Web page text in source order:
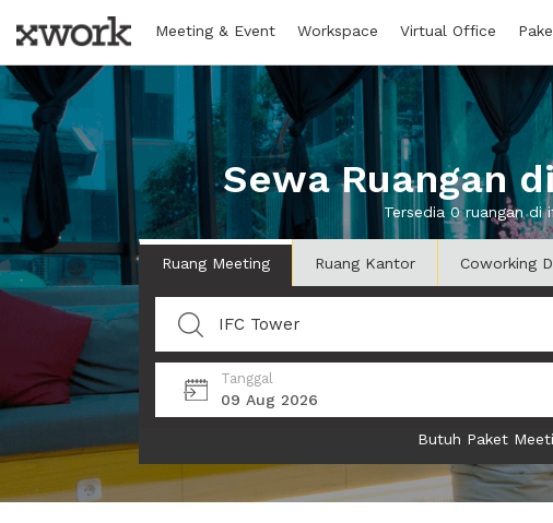
Meeting & Event Workspace Virtual Office
Sewa Ruangan
Tersedia 0 ruangan di
Ruang Meeting Ruang Kantor Coworking
Tanggal
09 Aug 2026
Butuh Paket